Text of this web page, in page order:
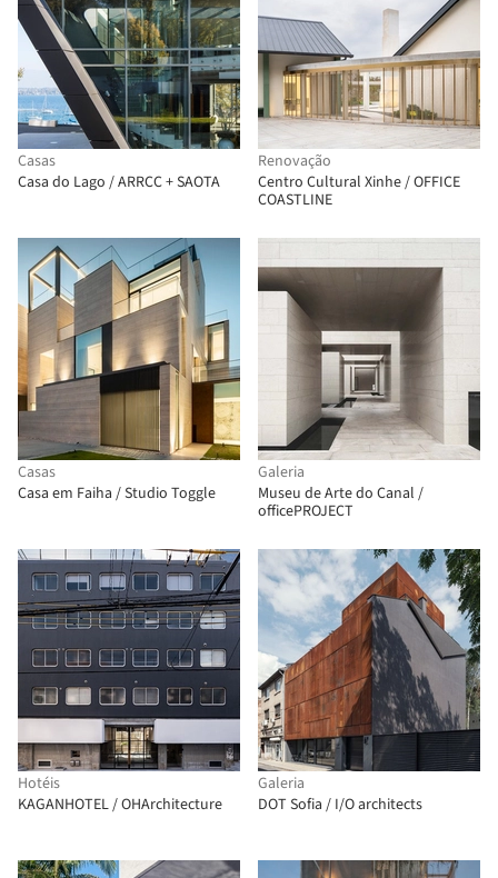
Casas
Casa do Lago / ARRCC + SAOTA
Renovação
Centro Cultural Xinhe / OFFICE
COASTLINE
Casas
Casa em Faiha / Studio Toggle
Galeria
Museu de Arte do Canal /
officePROJECT
Hotéis
KAGANHOTEL / OHArchitecture
Galeria
DOT Sofia / I/O architects